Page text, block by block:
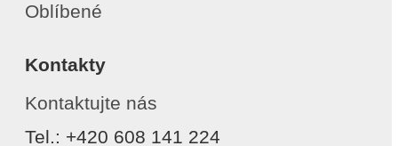
Oblíbené
Kontakty
Kontaktujte nás
Tel.: +420 608 141 224